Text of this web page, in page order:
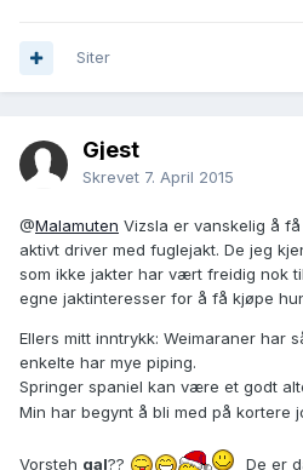
Siter
Gjest
Skrevet 7. April 2015
@Malamuten Vizsla er vanskelig å
aktivt driver med fuglejakt. De jeg
som ikke jakter har vært freidig nok
egne jaktinteresser for å få kjøpe
Ellers mitt inntrykk: Weimaraner har
enkelte har mye piping.
Springer spaniel kan være et godt
Min har begynt å bli med på kortere
Vorsteh gal?? De er